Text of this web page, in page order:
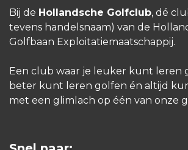
Bij de Hollandsche Golfclub, dé
tevens handelsnaam) van de
Golfbaan Exploitatiemaatschappij.
Een club waar je leuker kunt leren
beter kunt leren golfen én altijd
met een glimlach op één van onze